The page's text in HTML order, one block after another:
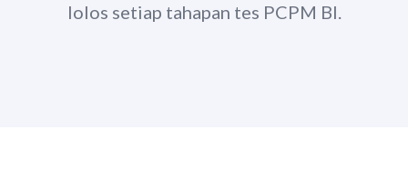
lolos setiap tahapan tes PCPM BI.